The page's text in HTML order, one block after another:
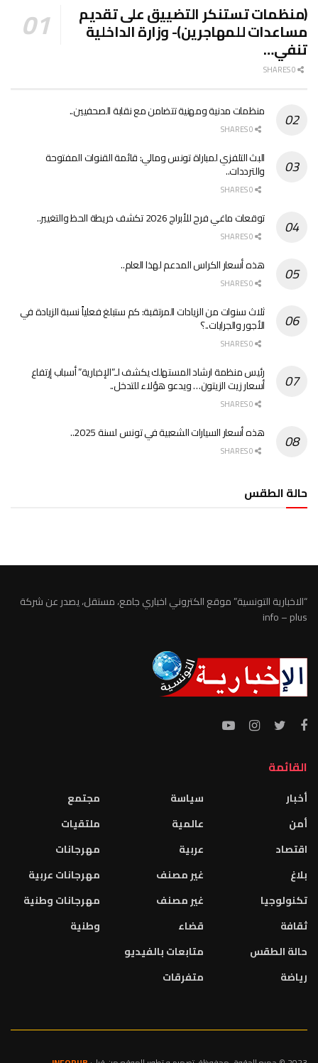
(منظمات تستنكر التضييق على تقديم
مساعدات للمهاجرين)- وزارة الداخلية
تنفي…
منظمات مدنية ومهنية تتضامن مع نقابة الصحفيين..
البث التلفزي لمباراة تونس ومالي: قائمة القنوات المفتوحة
والترددات..
توقعات ماغي فرح للأبراج 2026 تكشف خريطة الحظ والتغيير..
هذه أسعار الكراس المدعم لهذا العام..
ثلاث سنوات من الزيادات المرتقبة: كم ستبلغ فعلياً نسبة الزيادة في
الأجور والجرايات..؟
رئيس منظمة ارشاد المستهلك يكشف لـ”الإخبارية” أسباب إرتفاع
أسعار زيت الزيتون… ويدعو هؤلاء للتدخل..
هذه أسعار السيارات الشعبية في تونس لسنة 2025..
حالة الطقس
“الاخبارية التونسية” موقع الكتروني اخباري جامع، مستقل، يصدر عن شركة
info – plus
القائمة
أخبار
أمن
اقتصاد
بلاغ
تكنولوجيا
ثقافة
حالة الطقس
رياضة
سياسة
عالمية
عربية
غير مصنف
غير مصنف
قضاء
متابعات بالفيديو
متفرقات
مجتمع
ملتقيات
مهرجانات
مهرجانات عربية
مهرجانات وطنية
وطنية